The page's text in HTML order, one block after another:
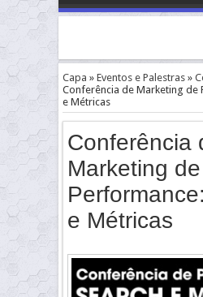
Capa » Eventos e Palestras »
Conferência de Marketing de
e Métricas
Conferência
Marketing de
e Métricas